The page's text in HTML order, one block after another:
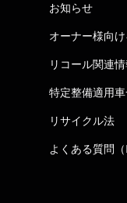
お知らせ
オーナー様向
リコール関連
特定整備適用
リサイクル法
よくある質問（